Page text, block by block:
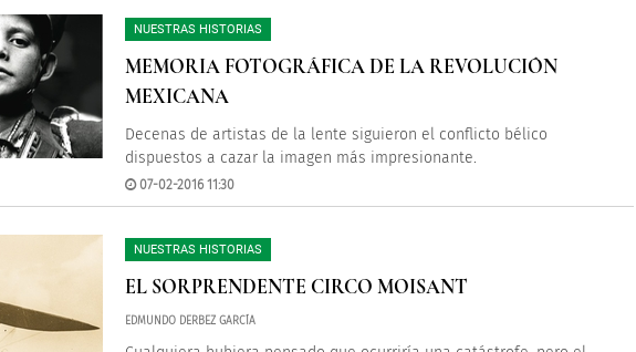
NUESTRAS HISTORIAS
MEMORIA FOTOGRÁFICA DE LA REVOLUCIÓN
MEXICANA
Decenas de artistas de la lente siguieron el conflicto bélico
dispuestos a cazar la imagen más impresionante.
07-02-2016 11:30
NUESTRAS HISTORIAS
EL SORPRENDENTE CIRCO MOISANT
EDMUNDO DERBEZ GARCÍA